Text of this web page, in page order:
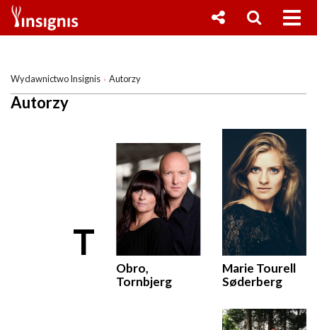
Wydawnictwo Insignis Autorzy
Autorzy
T
Obro,
Tornbjerg
Marie Tourell
Søderberg